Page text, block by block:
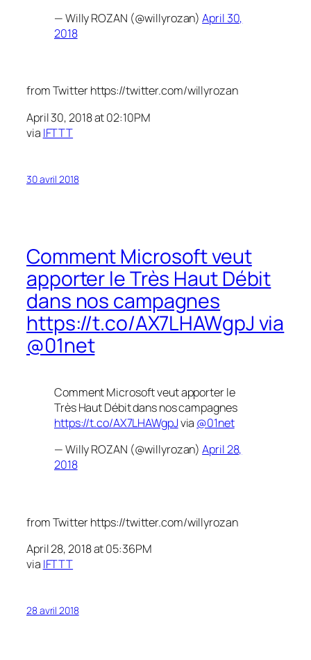
— Willy ROZAN (@willyrozan)April 30,
2018
from Twitter https://twitter.com/willyrozan
April 30, 2018 at 02:10PM
via IFTTT
30 avril 2018
Comment Microsoft veut
apporter le Très Haut Débit
dans nos campagnes
https://t.co/AX7LHAWgpJ via
@01net
Comment Microsoft veut apporter le
Très Haut Débit dans nos campagnes
https://t.co/AX7LHAWgpJvia @01net
— Willy ROZAN (@willyrozan)April 28,
2018
from Twitter https://twitter.com/willyrozan
April 28, 2018 at 05:36PM
via IFTTT
28 avril 2018